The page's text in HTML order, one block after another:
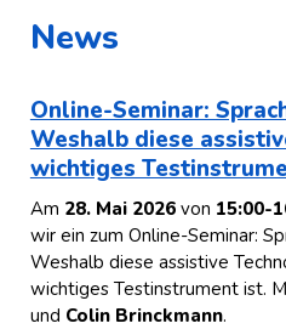
News
Online-Seminar:
Weshalb diese
wichtiges
Am 28. Mai 2026von 15:00-
wir ein zum Online-Seminar:
Weshalb diese assistive
wichtiges Testinstrument ist.
und Colin Brinckmann.